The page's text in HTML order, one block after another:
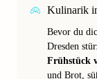
Kulinarik
Bevor du
Dresden
Frühstück
und Brot,